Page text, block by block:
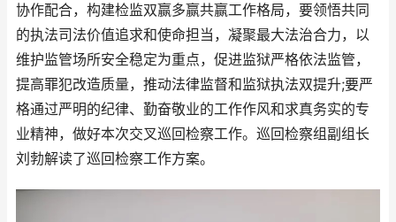
协作配合，构建检监双赢多赢共赢工作格局，要领悟共同
的执法司法价值追求和使命担当，凝聚最大法治合力，以
维护监管场所安全稳定为重点，促进监狱严格依法监管，
提高罪犯改造质量，推动法律监督和监狱执法双提升;要严
格通过严明的纪律、勤奋敬业的工作作风和求真务实的专
业精神，做好本次交叉巡回检察工作。巡回检察组副组长
刘勃解读了巡回检察工作方案。